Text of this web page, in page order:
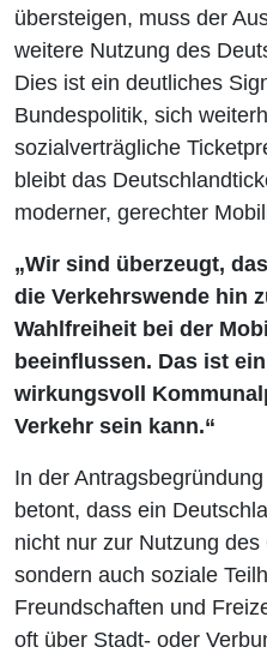
übersteigen, muss der
weitere Nutzung des
Dies ist ein deutliches
Bundespolitik, sich
sozialverträgliche
bleibt das
moderner, gerechter
„Wir sind überzeugt,
die Verkehrswende hin
Wahlfreiheit bei der
beeinflussen. Das ist
wirkungsvoll
Verkehr sein kann.“
In der
betont, dass ein
nicht nur zur Nutzung
sondern auch soziale
Freundschaften und
oft über Stadt- oder